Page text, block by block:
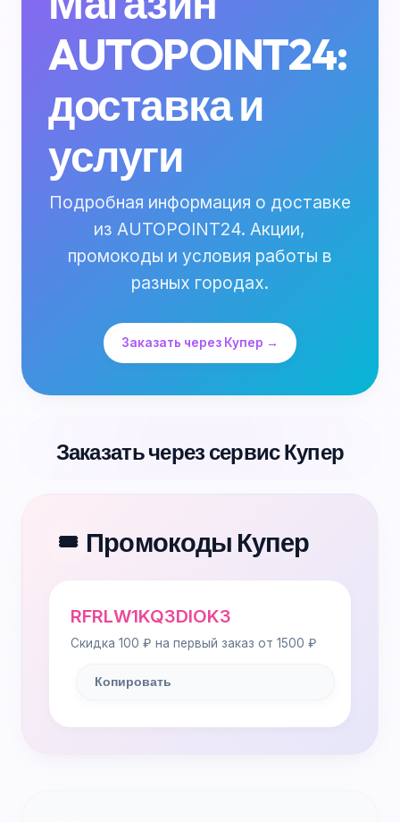
AUTOPOINT24:
доставка и
услуги
Подробная информация о доставке
из AUTOPOINT24. Акции,
промокоды и условия работы в
разных городах.
Заказать через Купер →
Заказать через сервис Купер
🎟️ Промокоды Купер
RFRLW1KQ3DIOK3
Скидка 100 ₽ на первый заказ от 1500 ₽
Копировать